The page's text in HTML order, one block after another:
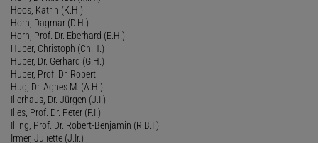
Hoos, Katrin (K.H.)
Horn, Dagmar (D.H.)
Horn, Prof. Dr. Eberhard (E.H.)
Huber, Christoph (Ch.H.)
Huber, Dr. Gerhard (G.H.)
Huber, Prof. Dr. Robert
Hug, Dr. Agnes M. (A.H.)
Illerhaus, Dr. Jürgen (J.I.)
Illes, Prof. Dr. Peter (P.I.)
Illing, Prof. Dr. Robert-Benjamin (R.B.I.)
Irmer, Juliette (J.Ir.)